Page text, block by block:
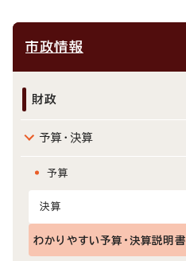
市政情報
財政
予算・決算
予算
決算
わかりやすい予算・決算説明書